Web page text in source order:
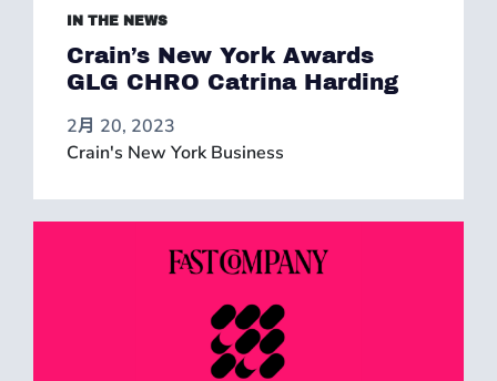
IN THE NEWS
Crain’s New York Awards
GLG CHRO Catrina Harding
2月 20, 2023
Crain's New York Business